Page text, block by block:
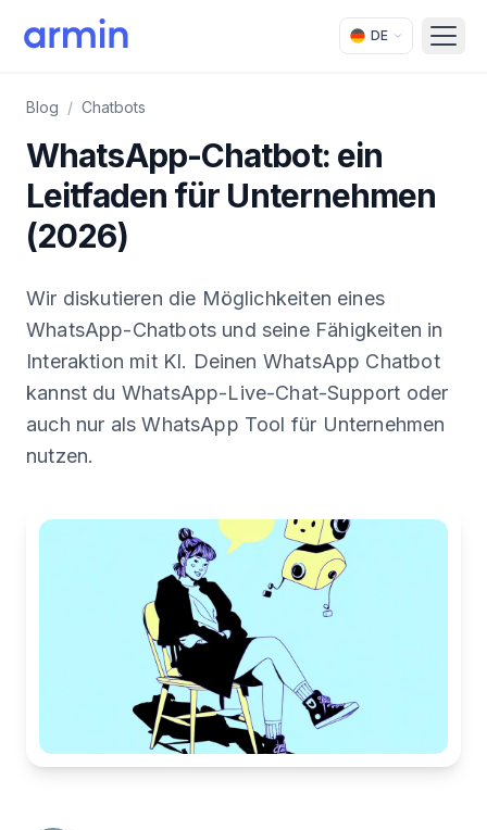
DE
Blog / Chatbots
WhatsApp-Chatbot: ein
Leitfaden für Unternehmen
(2026)
Wir diskutieren die Möglichkeiten eines
WhatsApp-Chatbots und seine Fähigkeiten in
Interaktion mit KI. Deinen WhatsApp Chatbot
kannst du WhatsApp-Live-Chat-Support oder
auch nur als WhatsApp Tool für Unternehmen
nutzen.